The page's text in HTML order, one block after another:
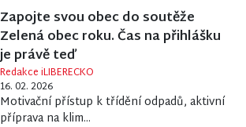
Zapojte svou obec do soutěže
Zelená obec roku. Čas na přihlášku
je právě teď
Redakce iLIBERECKO
16. 02. 2026
Motivační přístup k třídění odpadů, aktivní
příprava na klim...